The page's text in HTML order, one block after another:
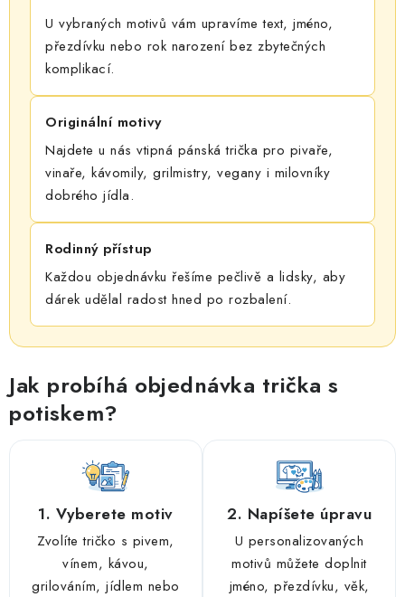
U vybraných motivů vám upravíme text, jméno,
přezdívku nebo rok narození bez zbytečných
komplikací.
Originální motivy
Najdete u nás vtipná pánská trička pro pivaře,
vinaře, kávomily, grilmistry, vegany i milovníky
dobrého jídla.
Rodinný přístup
Každou objednávku řešíme pečlivě a lidsky, aby
dárek udělal radost hned po rozbalení.
Jak probíhá objednávka trička s
potiskem?
1. Vyberete motiv
Zvolíte tričko s pivem,
vínem, kávou,
grilováním, jídlem nebo
2. Napíšete úpravu
U personalizovaných
motivů můžete doplnit
jméno, přezdívku, věk,